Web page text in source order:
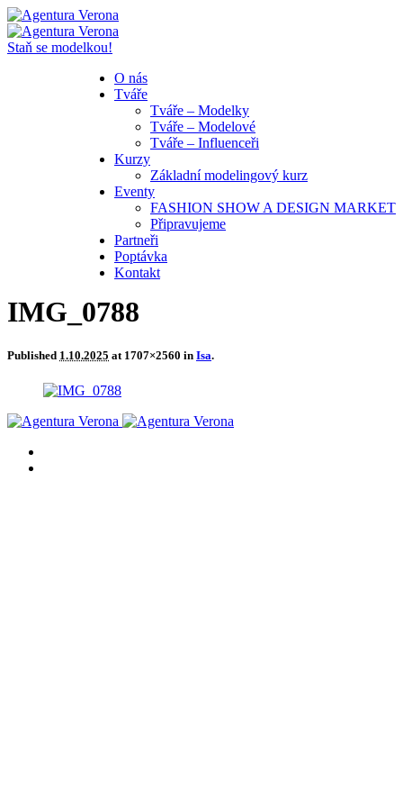
Staň se modelkou!
O nás
Tváře
Tváře – Modelky
Tváře – Modelové
Tváře – Influenceři
Kurzy
Základní modelingový kurz
Eventy
FASHION SHOW A DESIGN MARKET
Připravujeme
Partneři
Poptávka
Kontakt
IMG_0788
Published 1.10.2025 at 1707×2560 in Isa.